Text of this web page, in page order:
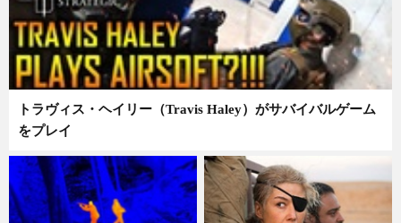
トラヴィス・ヘイリー（Travis Haley）がサバイバルゲーム
をプレイ